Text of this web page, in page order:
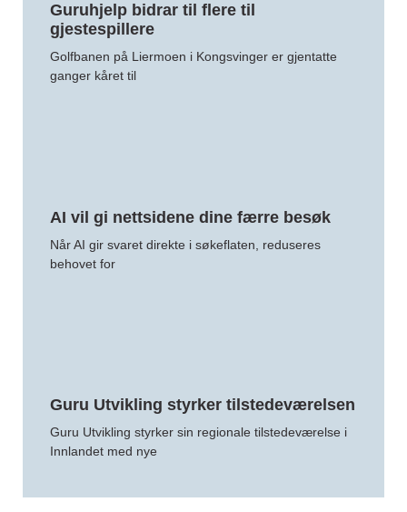
Guruhjelp bidrar til flere til
gjestespillere
Golfbanen på Liermoen i Kongsvinger er gjentatte
ganger kåret til
AI vil gi nettsidene dine færre besøk
Når AI gir svaret direkte i søkeflaten, reduseres
behovet for
Guru Utvikling styrker tilstedeværelsen
Guru Utvikling styrker sin regionale tilstedeværelse i
Innlandet med nye